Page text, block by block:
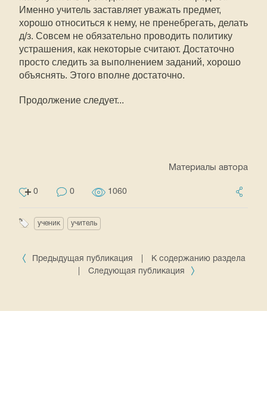
Именно учитель заставляет уважать предмет,
хорошо относиться к нему, не пренебрегать, делать
д/з. Совсем не обязательно проводить политику
устрашения, как некоторые считают. Достаточно
просто следить за выполнением заданий, хорошо
объяснять. Этого вполне достаточно.
Продолжение следует...
Материалы автора
0 0 1060
ученик учитель
Предыдущая публикация
К содержанию раздела
Следующая публикация